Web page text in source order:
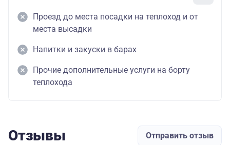
Проезд до места посадки на теплоход и от
места высадки
Напитки и закуски в барах
Прочие дополнительные услуги на борту
теплохода
Отзывы Отправить отзыв